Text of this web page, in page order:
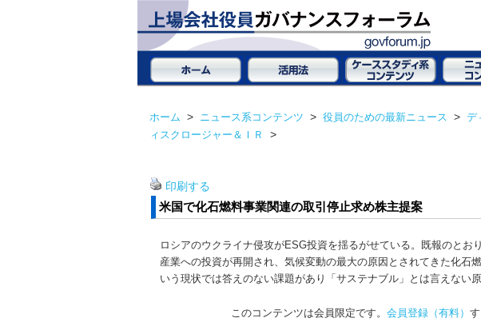
ホーム > ニュース系コンテンツ > 役員のための最新ニュース > デ
ィスクロージャー＆ＩＲ
>
印刷する
米国で化石燃料事業関連の取引停止求め株主提案
ロシアのウクライナ侵攻がESG投資を揺るがせている。既報のとお
産業への投資が再開され、気候変動の最大の原因とされてきた化石
いう現状では答えのない課題があり「サステナブル」とは言えない
このコンテンツは会員限定です。会員登録（有料）